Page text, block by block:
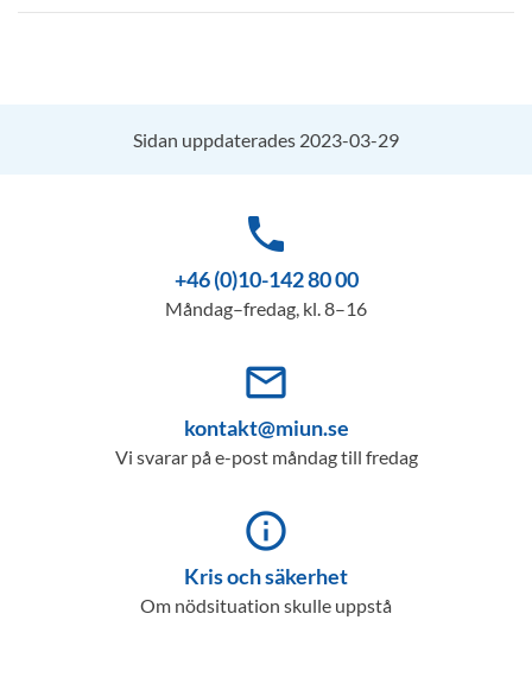
Sidan uppdaterades 2023-03-29
phone
+46 (0)10-142 80 00
Måndag–fredag, kl. 8–16
mail_outline
kontakt@miun.se
Vi svarar på e-post måndag till fredag
info_outline
Kris och säkerhet
Om nödsituation skulle uppstå